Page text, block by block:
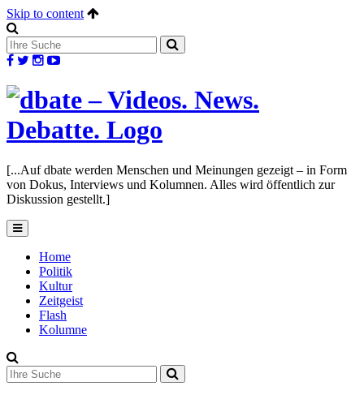
Skip to content
[...Auf dbate werden Menschen und Meinungen gezeigt – in Form
von Dokus, Interviews und Kolumnen. Alles wird öffentlich zur
Diskussion gestellt.]
Home
Politik
Kultur
Zeitgeist
Flash
Kolumne